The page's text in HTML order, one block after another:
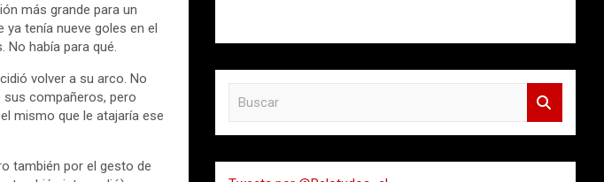
más grande para un
tenía nueve goles en el
No había para qué.
volver a su arco. No
sus compañeros, pero
mismo que le atajaría ese
también por el gesto de
a